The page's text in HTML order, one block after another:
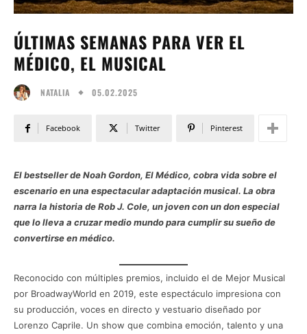
ÚLTIMAS SEMANAS PARA VER EL
MÉDICO, EL MUSICAL
NATALIA 05.02.2025
Facebook Twitter Pinterest
El bestseller de Noah Gordon, El Médico, cobra vida sobre el
escenario en una espectacular adaptación musical. La obra
narra la historia de Rob J. Cole, un joven con un don especial
que lo lleva a cruzar medio mundo para cumplir su sueño de
convertirse en médico.
Reconocido con múltiples premios, incluido el de Mejor Musical
por BroadwayWorld en 2019, este espectáculo impresiona con
su producción, voces en directo y vestuario diseñado por
Lorenzo Caprile. Un show que combina emoción, talento y una